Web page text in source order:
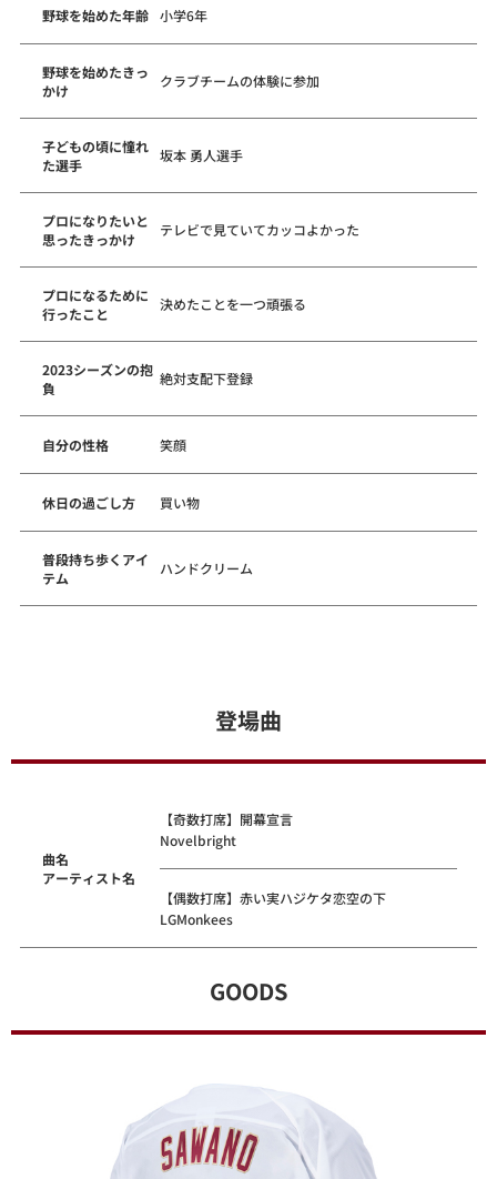
野球を始めた年齢 小学6年
野球を始めたきっ
かけ
クラブチームの体験に参加
子どもの頃に憧れ
た選手
坂本 勇人選手
プロになりたいと
思ったきっかけ
テレビで見ていてカッコよかった
プロになるために
行ったこと
決めたことを一つ頑張る
2023シーズンの抱
負
絶対支配下登録
自分の性格 笑顔
休日の過ごし方 買い物
普段持ち歩くアイ
テム
ハンドクリーム
登場曲
曲名
アーティスト名
【奇数打席】開幕宣言
Novelbright
【偶数打席】赤い実ハジケタ恋空の下
LGMonkees
GOODS